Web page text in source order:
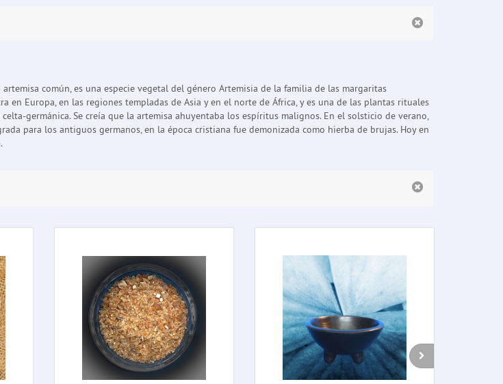
común, es una especie vegetal del género Artemisia de la familia de las margaritas
en Europa, en las regiones templadas de Asia y en el norte de África, y es una de las plantas rituales
germánica. Se creía que la artemisa ahuyentaba los espíritus malignos. En el solsticio de verano,
para los antiguos germanos, en la época cristiana fue demonizada como hierba de brujas. Hoy en